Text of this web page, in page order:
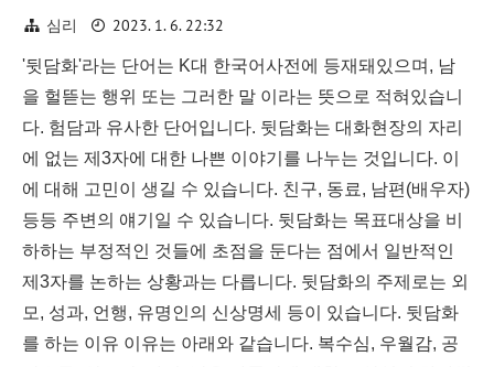
심리 2023. 1. 6. 22:32
'뒷담화'라는 단어는 K대 한국어사전에 등재돼있으며, 남
을 헐뜯는 행위 또는 그러한 말 이라는 뜻으로 적혀있습니
다. 험담과 유사한 단어입니다. 뒷담화는 대화현장의 자리
에 없는 제3자에 대한 나쁜 이야기를 나누는 것입니다. 이
에 대해 고민이 생길 수 있습니다. 친구, 동료, 남편(배우자)
등등 주변의 얘기일 수 있습니다. 뒷담화는 목표대상을 비
하하는 부정적인 것들에 초점을 둔다는 점에서 일반적인
제3자를 논하는 상황과는 다릅니다. 뒷담화의 주제로는 외
모, 성과, 언행, 유명인의 신상명세 등이 있습니다. 뒷담화
를 하는 이유 이유는 아래와 같습니다. 복수심, 우월감, 공